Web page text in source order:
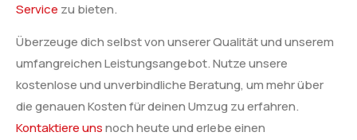
Service zu bieten.
Überzeuge dich selbst von unserer Qualität und unserem
umfangreichen Leistungsangebot. Nutze unsere
kostenlose und unverbindliche Beratung, um mehr über
die genauen Kosten für deinen Umzug zu erfahren.
Kontaktiere unsnoch heute und erlebe einen